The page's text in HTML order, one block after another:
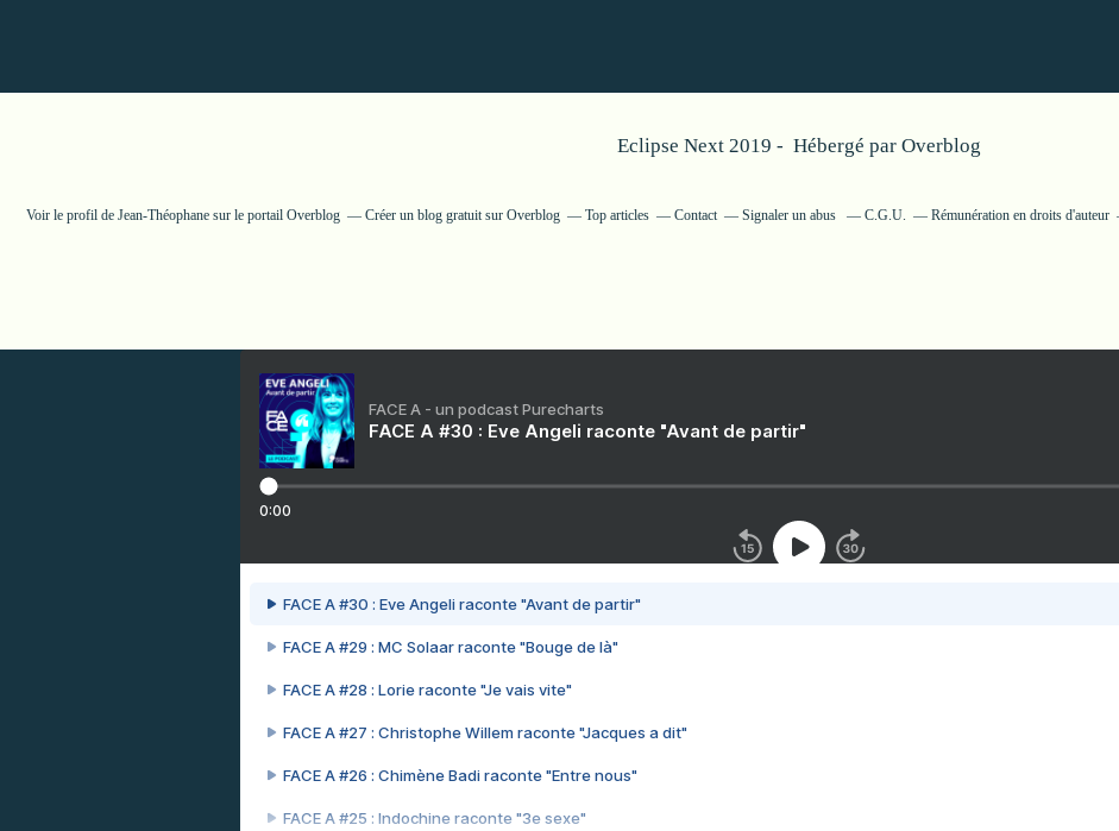
Eclipse Next 2019 - Hébergé par Overblog
Voir le profil de Jean-Théophane sur le portail Overblog Créer un blog gratuit sur Overblog Top articles Contact Signaler un abus C.G.U. Rémunération en droits d'auteur
FACE A - un podcast Purecharts
FACE A #30 : Eve Angeli raconte "Avant de partir"
0:00
FACE A #30 : Eve Angeli raconte "Avant de partir"
FACE A #29 : MC Solaar raconte "Bouge de là"
FACE A #28 : Lorie raconte "Je vais vite"
FACE A #27 : Christophe Willem raconte "Jacques a dit"
FACE A #26 : Chimène Badi raconte "Entre nous"
FACE A #25 : Indochine raconte "3e sexe"